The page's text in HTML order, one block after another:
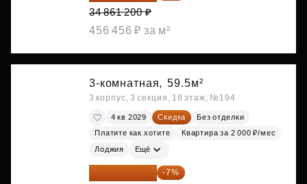
34 861 200 ₽
456 456 ₽ за м²
3-комнатная, 59.5м²
3 корпус, 3 секция, 18 этаж, №194
4 кв 2029 Скидка
Без отделки
Платите как хотите
Квартира за 2 000 ₽/мес
Лоджия Ещё
32 736 186 ₽ -7%